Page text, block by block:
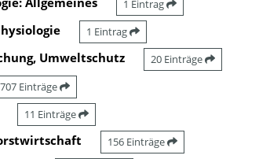
1 Eintrag
1 Eintrag
Umweltschutz 20 Einträge
707 Einträge
11 Einträge
156 Einträge